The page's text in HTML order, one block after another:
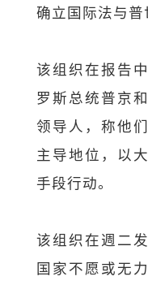
确立国际法与普
该组织在报告
罗斯总统普京
领导人，称他
主导地位，以
手段行动。
该组织在週二
国家不愿或无